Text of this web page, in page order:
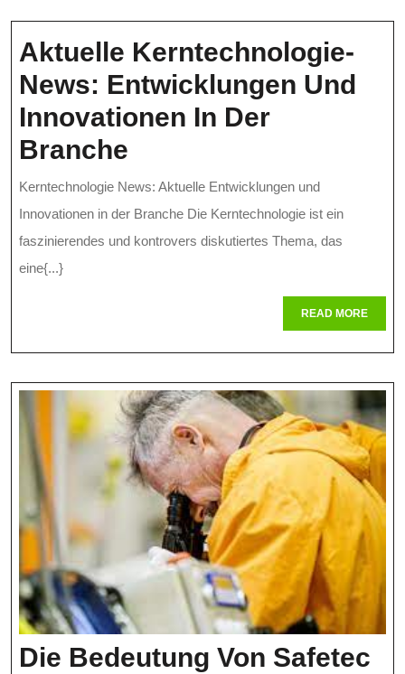
Aktuelle Kerntechnologie-
News: Entwicklungen Und
Innovationen In Der
Branche
Kerntechnologie-
News:
Entwicklungen
Der
Branche
Kerntechnologie News: Aktuelle Entwicklungen und
Innovationen in der Branche Die Kerntechnologie ist ein
faszinierendes und kontrovers diskutiertes Thema, das
eine{...}
READ MOREREAD
MORE
Die Bedeutung Von Safetec